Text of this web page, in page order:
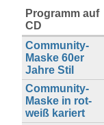
Programm auf
CD
Community-
Maske 60er
Jahre Stil
Community-
Maske in rot-
weiß kariert